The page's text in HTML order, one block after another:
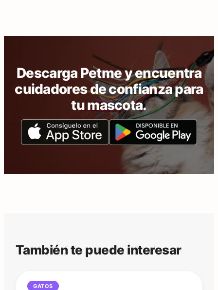
Descarga Petme y encuentra
cuidadores de confianza para
tu mascota.
También te puede interesar
GATOS